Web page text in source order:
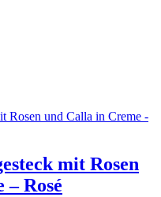
mit Rosen
Rosé